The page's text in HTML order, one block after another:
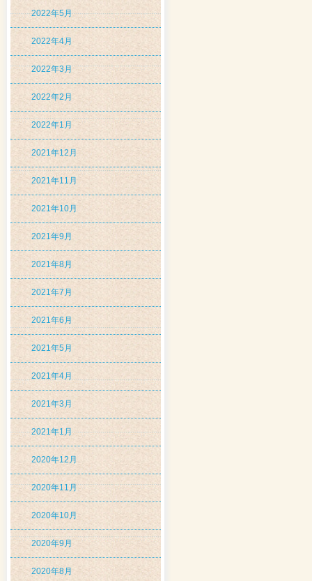
2022年5月
2022年4月
2022年3月
2022年2月
2022年1月
2021年12月
2021年11月
2021年10月
2021年9月
2021年8月
2021年7月
2021年6月
2021年5月
2021年4月
2021年3月
2021年1月
2020年12月
2020年11月
2020年10月
2020年9月
2020年8月